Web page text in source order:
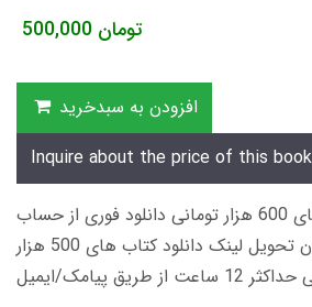
500,000 تومان
افزودن به سبدخرید
Inquire about the price of this book
زمان تحویل کتاب های 600 هزار تومانی دانلود فوری از حساب
کاربری می باشد، و زمان تحویل لینک دانلود کتاب های 500 هزار
از طریق پیامک/ایمیل